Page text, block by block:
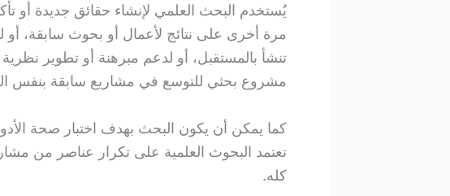
يُستخدم البحث العلمي لإنشاء حقائق جديدة أو
مرة أخرى على نتائج لأعمال أو بحوث سابقة،
تنشأ بالمستقبل، أو لدعم مبرهنة أو تطوير
مشروع بحثي للتوسع في مشاريع سابقة بنفس
كما يمكن أن يكون البحث بهدف اختبار صحة
تعتمد البحوث العلمية على تكرار عناصر من
كله.